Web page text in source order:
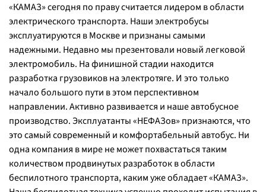
«КАМАЗ» сегодня по праву считается лидером в области
электрического транспорта. Наши электробусы
эксплуатируются в Москве и признаны самыми
надежными. Недавно мы презентовали новый легковой
электромобиль. На финишной стадии находится
разработка грузовиков на электротяге. И это только
начало большого пути в этом перспективном
направлении. Активно развивается и наше автобусное
производство. Эксплуатанты «НЕФАЗов» признаются, что
это самый современный и комфортабельный автобус. Ни
одна компания в мире не может похвастаться таким
количеством продвинутых разработок в области
беспилотного транспорта, каким уже обладает «КАМАЗ».